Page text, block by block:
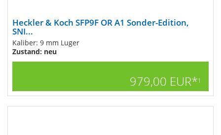
Heckler & Koch SFP9F OR A1 Sonder-Edition,
SNI...
Kaliber: 9 mm Luger
Zustand: neu
979,00 EUR*1